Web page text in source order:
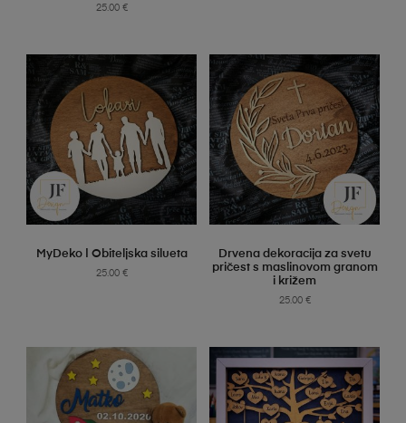
25.00 €
SELECT OPTIONS
MyDeko | Obiteljska silueta
25.00 €
SELECT OPTIONS
Drvena dekoracija za svetu
pričest s maslinovom granom
i križem
25.00 €